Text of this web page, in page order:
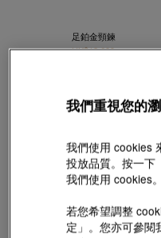
足鉑金頸鍊
HK$12,689
我們重視您的
我們使用 cookies
投放品質。按一下
我們使用 cookies。
若您希望調整
定」。您亦可參閱